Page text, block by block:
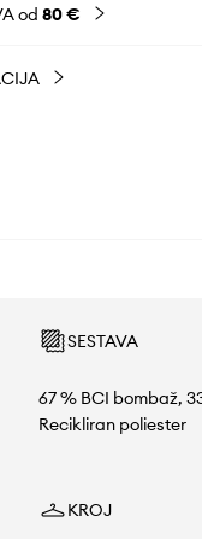
od 80 €
SESTAVA
67 % BCI bombaž,
Recikliran poliester
KROJ